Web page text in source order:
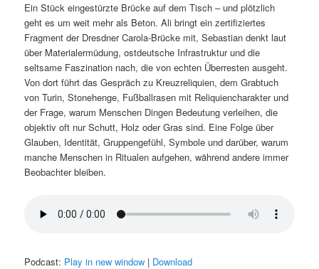
Ein Stück eingestürzte Brücke auf dem Tisch – und plötzlich
geht es um weit mehr als Beton. Ali bringt ein zertifiziertes
Fragment der Dresdner Carola-Brücke mit, Sebastian denkt laut
über Materialermüdung, ostdeutsche Infrastruktur und die
seltsame Faszination nach, die von echten Überresten ausgeht.
Von dort führt das Gespräch zu Kreuzreliquien, dem Grabtuch
von Turin, Stonehenge, Fußballrasen mit Reliquiencharakter und
der Frage, warum Menschen Dingen Bedeutung verleihen, die
objektiv oft nur Schutt, Holz oder Gras sind. Eine Folge über
Glauben, Identität, Gruppengefühl, Symbole und darüber, warum
manche Menschen in Ritualen aufgehen, während andere immer
Beobachter bleiben.
Podcast: Play in new window | Download